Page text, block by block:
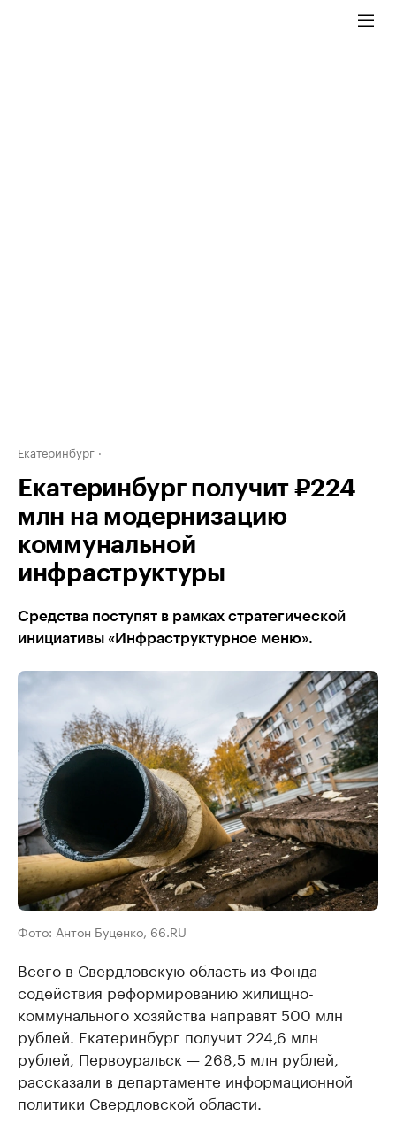
Екатеринбург
Екатеринбург получит ₽224
млн на модернизацию
коммунальной
инфраструктуры
Средства поступят в рамках стратегической
инициативы «Инфраструктурное меню».
Фото: Антон Буценко, 66.RU
Всего в Свердловскую область из Фонда
содействия реформированию жилищно-
коммунального хозяйства направят 500 млн
рублей. Екатеринбург получит 224,6 млн
рублей, Первоуральск — 268,5 млн рублей,
рассказали в департаменте информационной
политики Свердловской области.